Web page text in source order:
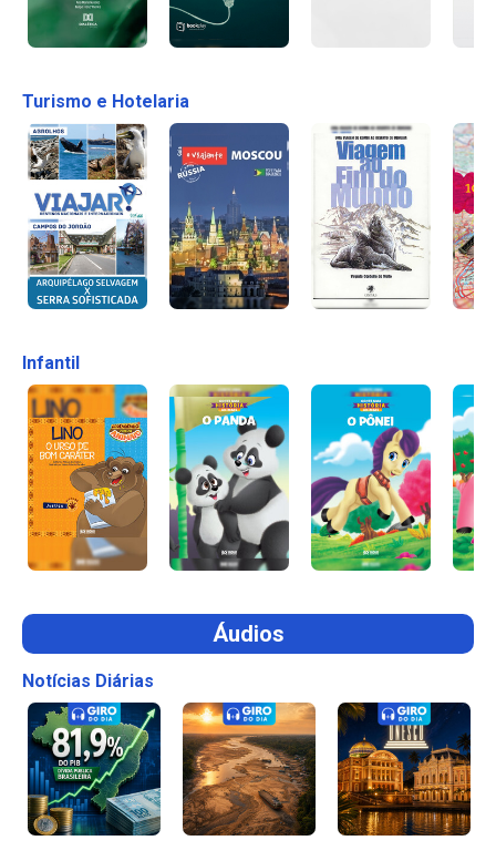
Turismo e Hotelaria
Infantil
Áudios
Notícias Diárias